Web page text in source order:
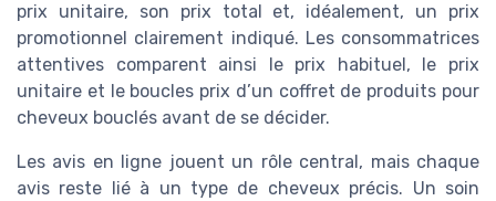
prix unitaire, son prix total et, idéalement, un prix
promotionnel clairement indiqué. Les consommatrices
attentives comparent ainsi le prix habituel, le prix
unitaire et le boucles prix d’un coffret de produits pour
cheveux bouclés avant de se décider.
Les avis en ligne jouent un rôle central, mais chaque
avis reste lié à un type de cheveux précis. Un soin